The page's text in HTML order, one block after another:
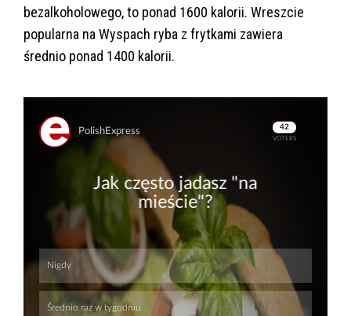
bezalkoholowego, to ponad 1600 kalorii. Wreszcie
popularna na Wyspach ryba z frytkami zawiera
średnio ponad 1400 kalorii.
Skip
Skip